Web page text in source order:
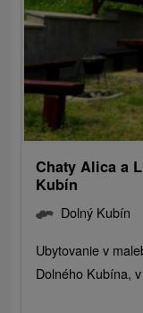
Chaty Alica a
Kubín
Dolný Kubín
Ubytovanie v
Dolného Kubína,